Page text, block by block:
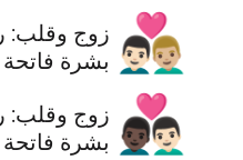
👨🏻‍❤️‍👨🏼 زوج وقلب:
بشرة فاتحة
👨🏿‍❤️‍👨🏻 زوج وقلب:
بشرة فاتحة